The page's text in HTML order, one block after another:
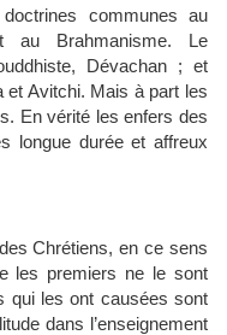
communes au
au Brahmanisme. Le
Dévachan ; et
et Avitchi. Mais à part les
En vérité les enfers des
longue durée et affreux
Chrétiens, en ce sens
les premiers ne le sont
qui les ont causées sont
dans l’enseignement